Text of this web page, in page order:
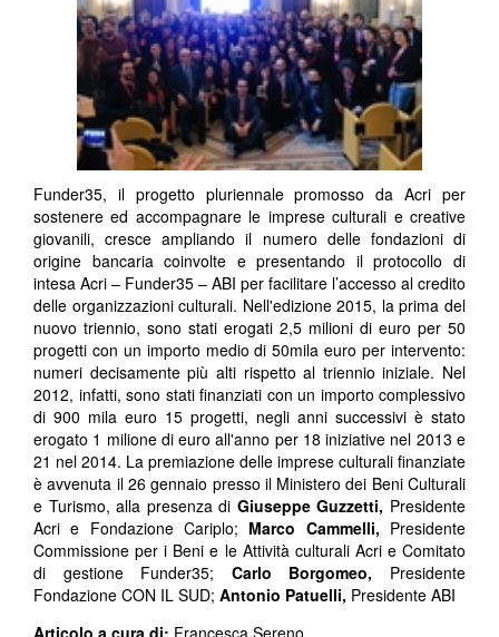
Funder35, il progetto pluriennale promosso da Acri per
sostenere ed accompagnare le imprese culturali e creative
giovanili, cresce ampliando il numero delle fondazioni di
origine bancaria coinvolte e presentando il protocollo di
intesa Acri – Funder35 – ABI per facilitare l’accesso al credito
delle organizzazioni culturali. Nell'edizione 2015, la prima del
nuovo triennio, sono stati erogati 2,5 milioni di euro per 50
progetti con un importo medio di 50mila euro per intervento:
numeri decisamente più alti rispetto al triennio iniziale. Nel
2012, infatti, sono stati finanziati con un importo complessivo
di 900 mila euro 15 progetti, negli anni successivi è stato
erogato 1 milione di euro all'anno per 18 iniziative nel 2013 e
21 nel 2014. La premiazione delle imprese culturali finanziate
è avvenuta il 26 gennaio presso il Ministero dei Beni Culturali
e Turismo, alla presenza di Giuseppe Guzzetti, Presidente
Acri e Fondazione Cariplo; Marco Cammelli, Presidente
Commissione per i Beni e le Attività culturali Acri e Comitato
di gestione Funder35; Carlo Borgomeo, Presidente
Fondazione CON IL SUD; Antonio Patuelli, Presidente ABI